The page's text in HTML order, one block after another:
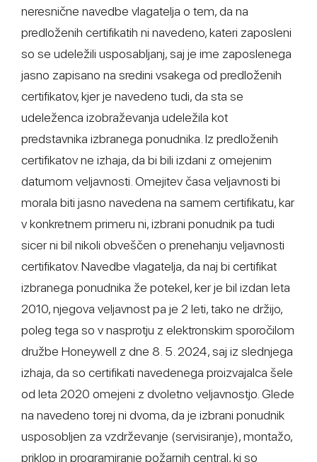
neresnične navedbe vlagatelja o tem, da na
predloženih certifikatih ni navedeno, kateri zaposleni
so se udeležili usposabljanj, saj je ime zaposlenega
jasno zapisano na sredini vsakega od predloženih
certifikatov, kjer je navedeno tudi, da sta se
udeleženca izobraževanja udeležila kot
predstavnika izbranega ponudnika. Iz predloženih
certifikatov ne izhaja, da bi bili izdani z omejenim
datumom veljavnosti. Omejitev časa veljavnosti bi
morala biti jasno navedena na samem certifikatu, kar
v konkretnem primeru ni, izbrani ponudnik pa tudi
sicer ni bil nikoli obveščen o prenehanju veljavnosti
certifikatov. Navedbe vlagatelja, da naj bi certifikat
izbranega ponudnika že potekel, ker je bil izdan leta
2010, njegova veljavnost pa je 2 leti, tako ne držijo,
poleg tega so v nasprotju z elektronskim sporočilom
družbe Honeywell z dne 8. 5. 2024, saj iz slednjega
izhaja, da so certifikati navedenega proizvajalca šele
od leta 2020 omejeni z dvoletno veljavnostjo. Glede
na navedeno torej ni dvoma, da je izbrani ponudnik
usposobljen za vzdrževanje (servisiranje), montažo,
priklop in programiranje požarnih central, ki so